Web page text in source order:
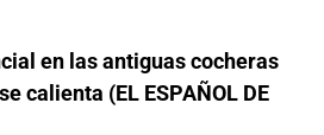
en las antiguas cocheras
calienta (EL ESPAÑOL DE